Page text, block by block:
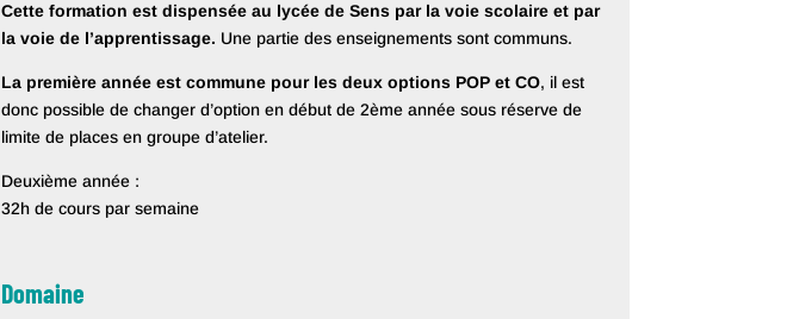
Cette formation est dispensée au lycée de Sens par la voie scolaire et par
la voie de l’apprentissage. Une partie des enseignements sont communs.
La première année est commune pour les deux options POP et CO, il est
donc possible de changer d’option en début de 2ème année sous réserve de
limite de places en groupe d’atelier.
Deuxième année :
32h de cours par semaine
Domaine